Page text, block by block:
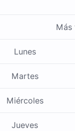
Más
Lunes
Martes
Miércoles
Jueves